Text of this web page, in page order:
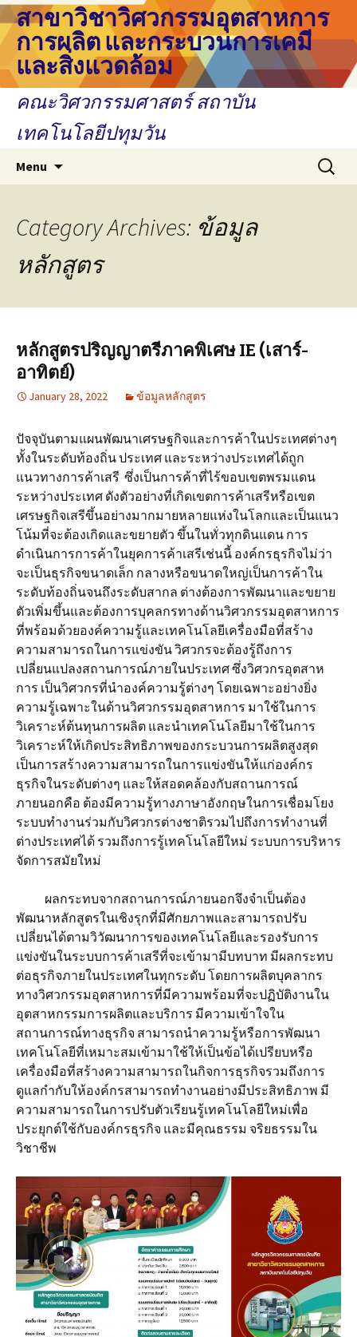
สาขาวิชาวิศวกรรมอุตสาหการ
การผลิต และกระบวนการเคมี
และสิ่งแวดล้อม
คณะวิศวกรรมศาสตร์ สถาบัน
เทคโนโลยีปทุมวัน
Menu
Search
for:
Category Archives: ข้อมูล
หลักสูตร
หลักสูตรปริญญาตรีภาคพิเศษ IE (เสาร์-
อาทิตย์)
January 28, 2022 ข้อมูลหลักสูตร
ปัจจุบันตามแผนพัฒนาเศรษฐกิจและการค้าในประเทศต่างๆ
ทั้งในระดับท้องถิ่น ประเทศ และระหว่างประเทศได้ถูก
แนวทางการค้าเสรี ซึ่งเป็นการค้าที่ไร้ขอบเขตพรมแดน
ระหว่างประเทศ ดังตัวอย่างที่เกิดเขตการค้าเสรีหรือเขต
เศรษฐกิจเสรีขึ้นอย่างมากมายหลายแห่งในโลกและเป็นแนว
โน้มที่จะต้องเกิดและขยายตัว ขึ้นในทั่วทุกดินแดน การ
ดำเนินการการค้าในยุคการค้าเสรีเช่นนี้ องค์กรธุรกิจไม่ว่า
จะเป็นธุรกิจขนาดเล็ก กลางหรือขนาดใหญ่เป็นการค้าใน
ระดับท้องถิ่นจนถึงระดับสากล ต่างต้องการพัฒนาและขยาย
ตัวเพิ่มขึ้นและต้องการบุคลกรทางด้านวิศวกรรมอุตสาหการ
ที่พร้อมด้วยองค์ความรู้และเทคโนโลยีเครื่องมือที่สร้าง
ความสามารถในการแข่งขัน วิศวกรจะต้องรู้ถึงการ
เปลี่ยนแปลงสถานการณ์ภายในประเทศ ซึ่งวิศวกรอุตสาห
การ เป็นวิศวกรที่นำองค์ความรู้ต่างๆ โดยเฉพาะอย่างยิ่ง
ความรู้เฉพาะในด้านวิศวกรรมอุตสาหการ มาใช้ในการ
วิเคราะห์ต้นทุนการผลิต และนำเทคโนโลยีมาใช้ในการ
วิเคราะห์ให้เกิดประสิทธิภาพของกระบวนการผลิตสูงสุด
เป็นการสร้างความสามารถในการแข่งขันให้แก่องค์กร
ธุรกิจในระดับต่างๆ และให้สอดคล้องกับสถานการณ์
ภายนอกคือ ต้องมีความรู้ทางภาษาอังกฤษในการเชื่อมโยง
ระบบทำงานร่วมกับวิศวกรต่างชาติรวมไปถึงการทำงานที่
ต่างประเทศได้ รวมถึงการรู้เทคโนโลยีใหม่ ระบบการบริหาร
จัดการสมัยใหม่
ผลกระทบจากสถานการณ์ภายนอกจึงจำเป็นต้อง
พัฒนาหลักสูตรในเชิงรุกที่มีศักยภาพและสามารถปรับ
เปลี่ยนได้ตามวิวัฒนาการของเทคโนโลยีและรองรับการ
แข่งขันในระบบการค้าเสรีที่จะเข้ามามีบทบาท มีผลกระทบ
ต่อธุรกิจภายในประเทศในทุกระดับ โดยการผลิตบุคลากร
ทางวิศวกรรมอุตสาหการที่มีความพร้อมที่จะปฏิบัติงานใน
อุตสาหกรรมการผลิตและบริการ มีความเข้าใจใน
สถานการณ์ทางธุรกิจ สามารถนำความรู้หรือการพัฒนา
เทคโนโลยีที่เหมาะสมเข้ามาใช้ให้เป็นข้อได้เปรียบหรือ
เครื่องมือที่สร้างความสามารถในกิจการธุรกิจรวมถึงการ
ดูแลกำกับให้องค์กรสามารถทำงานอย่างมีประสิทธิภาพ มี
ความสามารถในการปรับตัวเรียนรู้เทคโนโลยีใหม่เพื่อ
ประยุกต์ใช้กับองค์กรธุรกิจ และมีคุณธรรม จริยธรรมใน
วิชาชีพ